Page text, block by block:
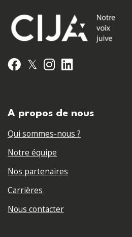
Facebook
𝕏 Instagram
A propos de nous
Qui sommes-nous ?
Notre équipe
Nos partenaires
Carrières
Nous contacter